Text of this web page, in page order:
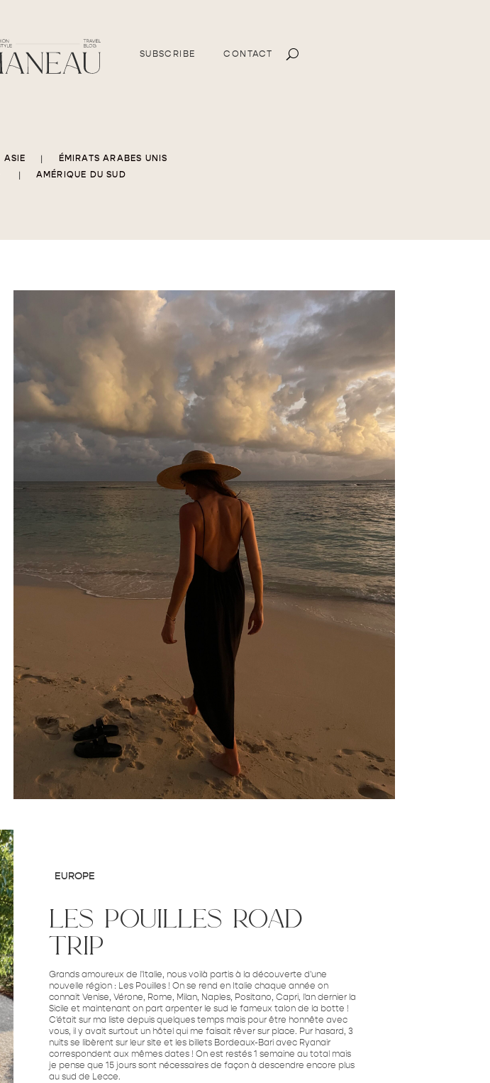
SUBSCRIBE CONTACT
ASIE |
ÉMIRATS ARABES UNIS
| AMÉRIQUE DU SUD
EUROPE
les pouilles road
trip
Grands amoureux de l'Italie, nous voilà partis à la découverte d'une
nouvelle région : Les Pouilles ! On se rend en Italie chaque année on
connait Venise, Vérone, Rome, Milan, Naples, Positano, Capri, l'an dernier la
Sicile et maintenant on part arpenter le sud le fameux talon de la botte !
C'était sur ma liste depuis quelques temps mais pour être honnête avec
vous, il y avait surtout un hôtel qui me faisait rêver sur place. Pur hasard, 3
nuits se libèrent sur leur site et les billets Bordeaux-Bari avec Ryanair
correspondent aux mêmes dates ! On est restés 1 semaine au total mais
je pense que 15 jours sont nécessaires de façon à descendre encore plus
au sud de Lecce.